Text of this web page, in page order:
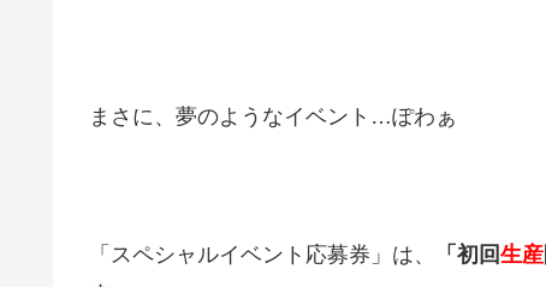
まさに、夢のようなイベント…ぽわぁ
「スペシャルイベント応募券」は、 「初回生産